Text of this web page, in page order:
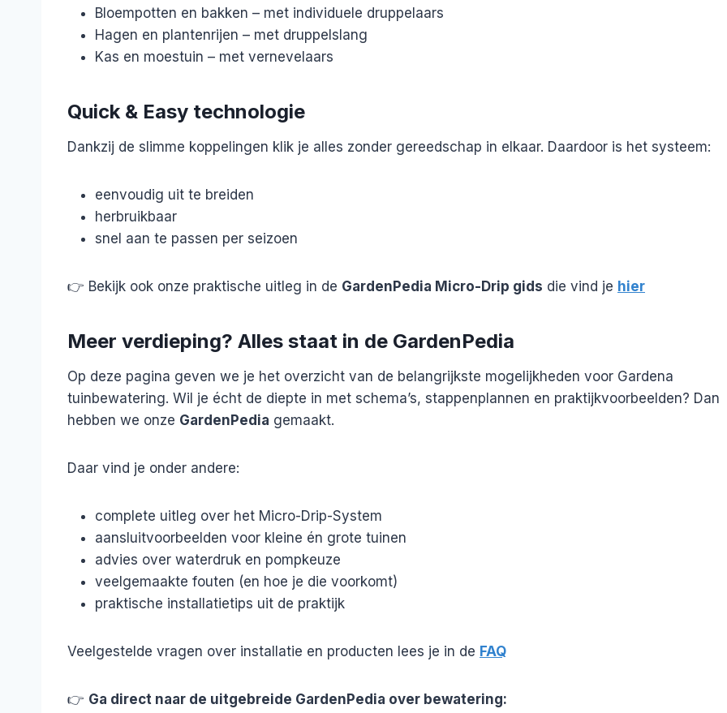
Bloempotten en bakken – met individuele druppelaars
Hagen en plantenrijen – met druppelslang
Kas en moestuin – met vernevelaars
Quick & Easy technologie
Dankzij de slimme koppelingen klik je alles zonder gereedschap in elkaar. Daardoor is het systeem:
eenvoudig uit te breiden
herbruikbaar
snel aan te passen per seizoen
👉 Bekijk ook onze praktische uitleg in de GardenPedia Micro-Drip gids die vind je hier
Meer verdieping? Alles staat in de GardenPedia
Op deze pagina geven we je het overzicht van de belangrijkste mogelijkheden voor Gardena
tuinbewatering. Wil je écht de diepte in met schema’s, stappenplannen en praktijkvoorbeelden? Dan
hebben we onze GardenPedia gemaakt.
Daar vind je onder andere:
complete uitleg over het Micro-Drip-System
aansluitvoorbeelden voor kleine én grote tuinen
advies over waterdruk en pompkeuze
veelgemaakte fouten (en hoe je die voorkomt)
praktische installatietips uit de praktijk
Veelgestelde vragen over installatie en producten lees je in de FAQ
👉 Ga direct naar de uitgebreide GardenPedia over bewatering: